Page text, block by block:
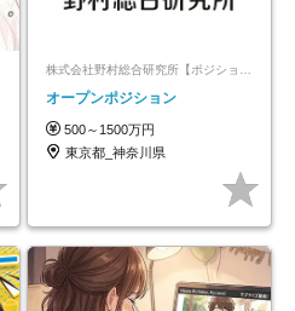
オープンポジション
500～1500万円
東京都_神奈川県